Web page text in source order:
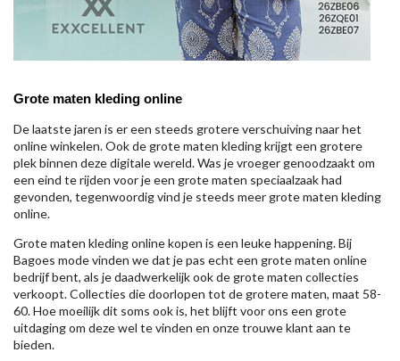
Grote maten kleding online
De laatste jaren is er een steeds grotere verschuiving naar het
online winkelen. Ook de grote maten kleding krijgt een grotere
plek binnen deze digitale wereld. Was je vroeger genoodzaakt om
een eind te rijden voor je een grote maten speciaalzaak had
gevonden, tegenwoordig vind je steeds meer grote maten kleding
online.
Grote maten kleding online kopen is een leuke happening. Bij
Bagoes mode vinden we dat je pas echt een grote maten online
bedrijf bent, als je daadwerkelijk ook de grote maten collecties
verkoopt. Collecties die doorlopen tot de grotere maten, maat 58-
60. Hoe moeilijk dit soms ook is, het blijft voor ons een grote
uitdaging om deze wel te vinden en onze trouwe klant aan te
bieden.